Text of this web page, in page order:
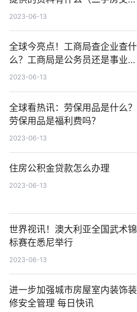
的过程包括什么）
2023-06-13
全球今亮点！工商局查企业查什
么？工商局是公务员还是事业单
位？
2023-06-13
全球看热讯：劳保用品是什么？
劳保用品是福利费吗？
2023-06-13
住房公积金贷款怎么办理
2023-06-13
世界视讯！澳大利亚全国武术锦
标赛在悉尼举行
2023-06-13
进一步加强城市房屋室内装饰装
修安全管理 每日快讯